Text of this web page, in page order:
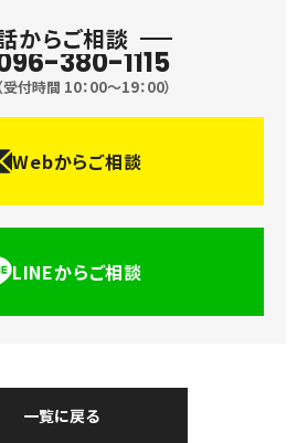
からご相談
380-1115
受付時間 10：00〜19：00）
Webからご相談
LINEからご相談
一覧に戻る